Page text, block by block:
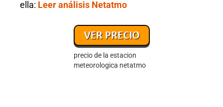
ella: Leer análisis Netatmo
precio de la estacion
meteorologica netatmo